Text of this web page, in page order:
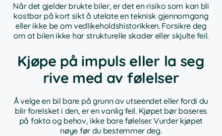
Når det gjelder brukte biler, er det en risiko som kan bli
kostbar på kort sikt å utelate en teknisk gjennomgang
eller ikke be om vedlikeholdshistorikken. Forsikre deg
om at bilen ikke har strukturelle skader eller skjulte feil.
Kjøpe på impuls eller la seg
rive med av følelser
Å velge en bil bare på grunn av utseendet eller fordi du
blir forelsket i den, er en vanlig feil. Kjøpet bør baseres
på fakta og behov, ikke bare følelser. Vurder kjøpet
nøye før du bestemmer deg.